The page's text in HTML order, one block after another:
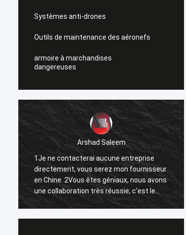
Systèmes anti-drones
Outils de maintenance des aéronefs
armoire à marchandises
dangereuses
Arshad Saleem
1Je ne contacterai aucune entreprise
directement, vous serez mon fournisseur
en Chine. 2Vous êtes géniaux, nous avons
une collaboration très réussie, c'est le
résultat de nos efforts communs.